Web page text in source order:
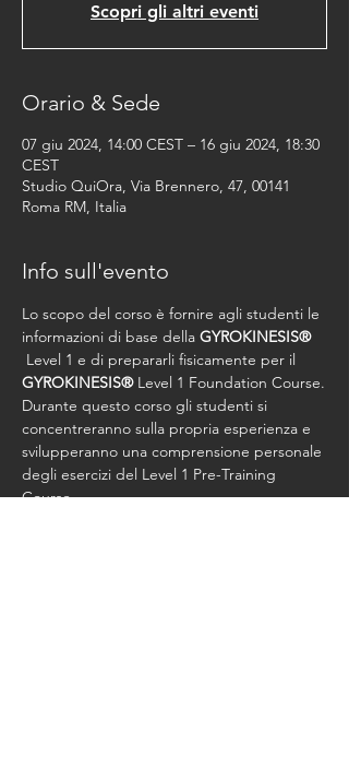
Scopri gli altri eventi
Orario & Sede
07 giu 2024, 14:00 CEST – 16 giu 2024, 18:30
CEST
Studio QuiOra, Via Brennero, 47, 00141
Roma RM, Italia
Info sull'evento
Lo scopo del corso è fornire agli studenti le
informazioni di base della GYROKINESIS®
Level 1 e di prepararli fisicamente per il
GYROKINESIS® Level 1 Foundation Course.
Durante questo corso gli studenti si
concentreranno sulla propria esperienza e
svilupperanno una comprensione personale
degli esercizi del Level 1 Pre-Training
Course.